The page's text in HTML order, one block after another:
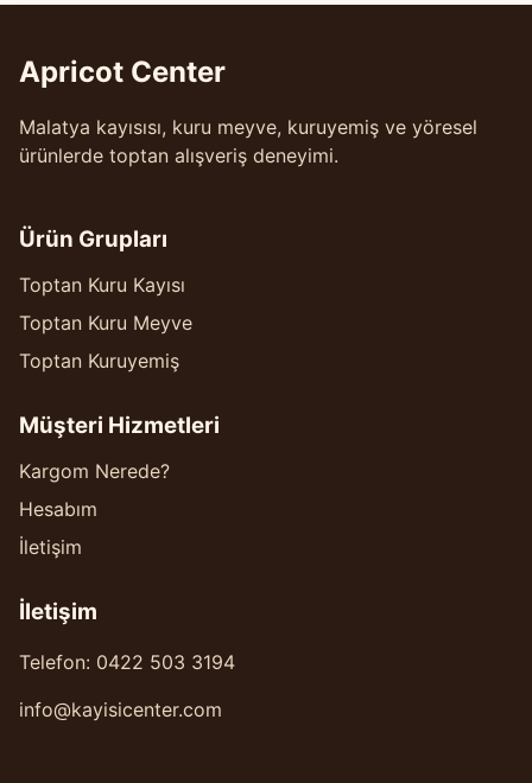
Apricot Center
Malatya kayısısı, kuru meyve, kuruyemiş ve yöresel
ürünlerde toptan alışveriş deneyimi.
Ürün Grupları
Toptan Kuru Kayısı
Toptan Kuru Meyve
Toptan Kuruyemiş
Müşteri Hizmetleri
Kargom Nerede?
Hesabım
İletişim
İletişim
Telefon: 0422 503 3194
info@kayisicenter.com